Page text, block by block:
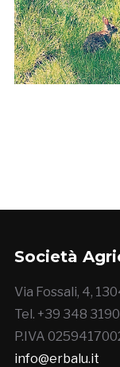
Società
Via Fossali, 4,
Tel. +39 348
P.IVA
info@erbalu.it